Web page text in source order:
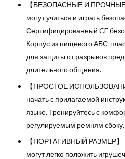
【БЕЗОПАСНЫЕ И
могут учиться и играть
Сертифицированный CE
Корпус из пищевого АБС-
для защиты от разрывов
длительного общения.
【ПРОСТОЕ
начать с прилагаемой
языке. Тренируйтесь с
регулируемым ремням сбоку.
【ПОРТАТИВНЫЙ РАЗМЕР】
могут легко положить